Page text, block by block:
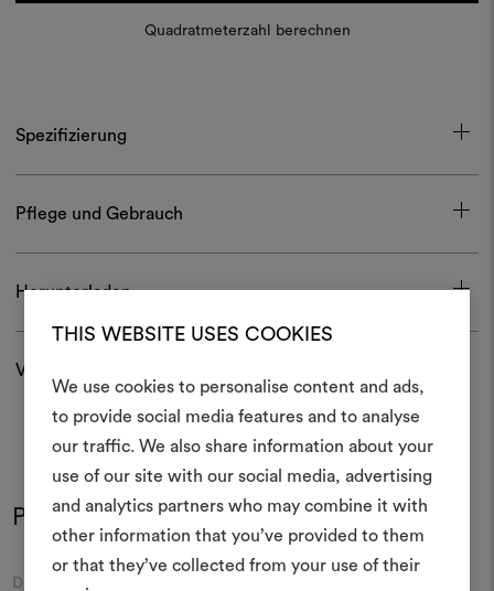
THIS WEBSITE USES COOKIES
We use cookies to personalise content and ads,
to provide social media features and to analyse
our traffic. We also share information about your
use of our site with our social media, advertising
and analytics partners who may combine it with
other information that you’ve provided to them
or that they’ve collected from your use of their
Quadratmeterzahl berechnen
Spezifizierung
Pflege und Gebrauch
Herunterladen
Versand und Rücksendungen
Produkt im Einsatz
Farben
DEDAR
Ein
erstellen
Ein interaktives Tool, mit
Ideen zum Leben
anderen teilen können,